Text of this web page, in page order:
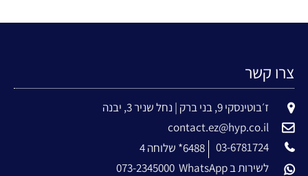
צרו קשר
ז׳בוטינסקי 9, בני ברק | נחל שניר 3, יבנה
contact.ez@hyp.co.il
03-6781724
6488* שלוחה 4
לשירות ב WhatsApp
073-2345000